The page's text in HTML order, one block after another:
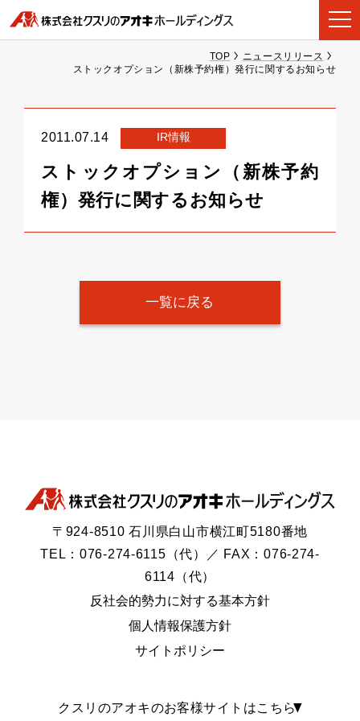
TOP
ニュースリリース
ストックオプション（新株予約権）発行に関するお知らせ
2011.07.14 IR情報
ストックオプション（新株予約
権）発行に関するお知らせ
一覧に戻る
〒924-8510 石川県白山市横江町5180番地
TEL：076-274-6115（代）／ FAX：076-274-
6114（代）
反社会的勢力に対する基本方針
個人情報保護方針
サイトポリシー
クスリのアオキのお客様サイトはこちら